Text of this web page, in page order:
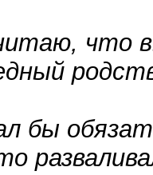
что
бы